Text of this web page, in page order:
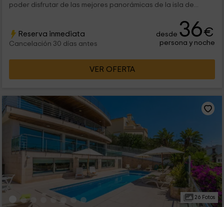
poder disfrutar de las mejores panorámicas de la isla de...
Reserva inmediata
Cancelación 30 días antes
desde 36€
persona y noche
VER OFERTA
26 Fotos